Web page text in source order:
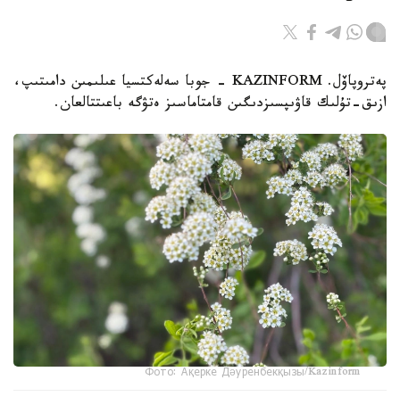
پەتروپاۆل. KAZINFORM - جوبا سەلەكتسيا عىلىمىن دامىتىپ،
ازىق-تۇلىك قاۋىپسىزدىگىن قامتاماسىز ەتۋگە باعىتتالعان.
Фото: Ақерке Дәуренбекқызы/Kazinform